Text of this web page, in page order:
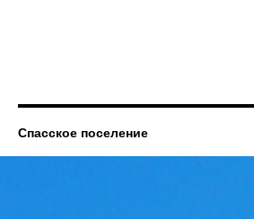
Спасское поселение